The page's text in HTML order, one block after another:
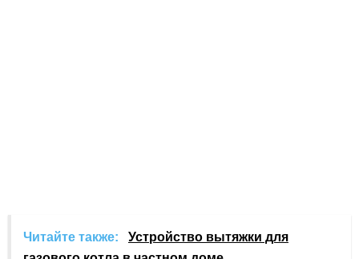
Читайте также:
Устройство вытяжки для